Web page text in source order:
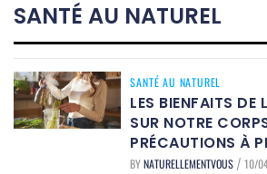
SANTÉ AU NATUREL
SANTÉ AU NATUREL
LES BIENFAITS DE
SUR NOTRE
PRÉCAUTIONS À
BYNATURELLEMENTVOUS / 10/